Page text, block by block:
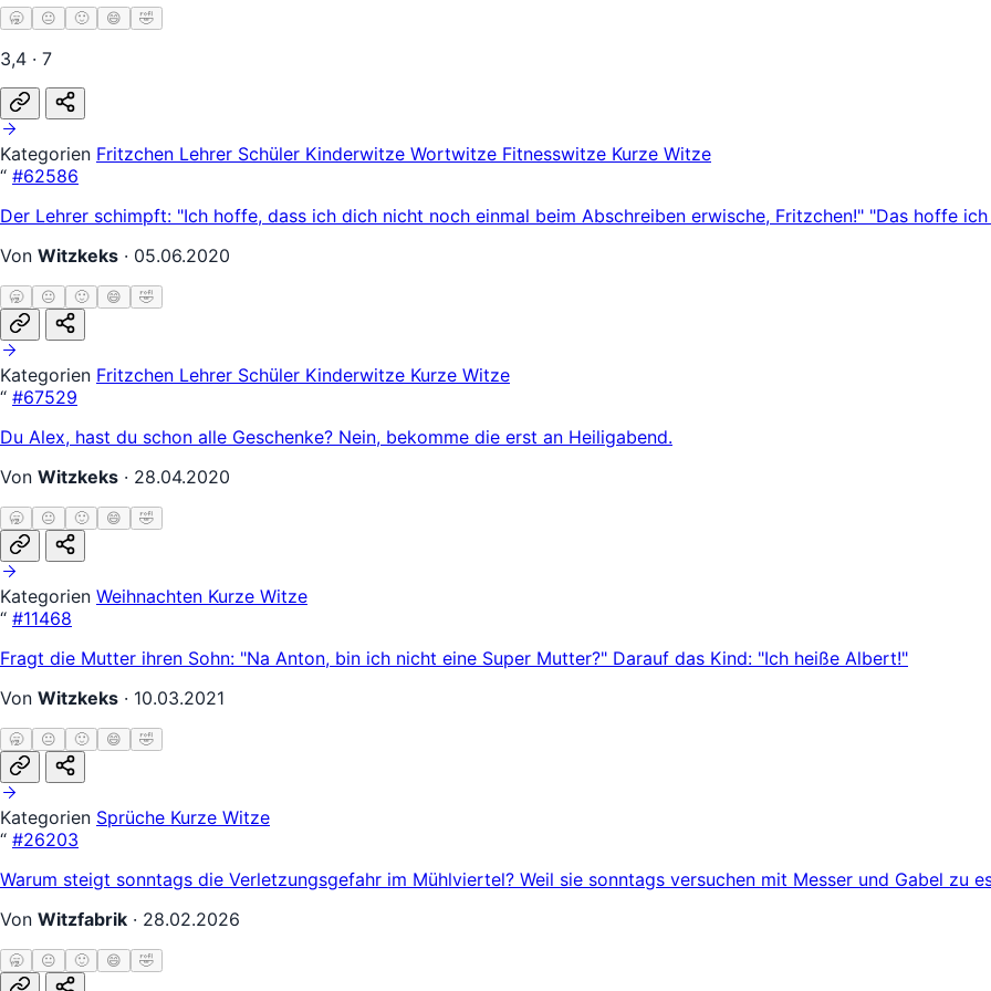
🥱 😐 🙂 😄 🤣
3,4 · 7
Kategorien Fritzchen Lehrer Schüler Kinderwitze Wortwitze Fitnesswitze Kurze Witze
“ #62586
Der Lehrer schimpft: "Ich hoffe, dass ich dich nicht noch einmal beim Abschreiben erwische, Fritzchen!" "Das hoffe ich
Von Witzkeks · 05.06.2020
🥱 😐 🙂 😄 🤣
Kategorien Fritzchen Lehrer Schüler Kinderwitze Kurze Witze
“ #67529
Du Alex, hast du schon alle Geschenke? Nein, bekomme die erst an Heiligabend.
Von Witzkeks · 28.04.2020
🥱 😐 🙂 😄 🤣
Kategorien Weihnachten Kurze Witze
“ #11468
Fragt die Mutter ihren Sohn: "Na Anton, bin ich nicht eine Super Mutter?" Darauf das Kind: "Ich heiße Albert!"
Von Witzkeks · 10.03.2021
🥱 😐 🙂 😄 🤣
Kategorien Sprüche Kurze Witze
“ #26203
Warum steigt sonntags die Verletzungsgefahr im Mühlviertel? Weil sie sonntags versuchen mit Messer und Gabel zu
Von Witzfabrik · 28.02.2026
🥱 😐 🙂 😄 🤣